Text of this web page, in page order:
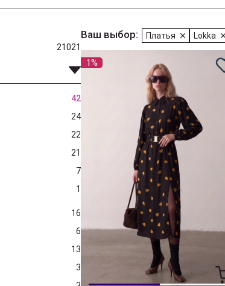
21021
42
24
22
21
7
1
16
6
13
3
Ваш выбор: Платья Lokka
1%